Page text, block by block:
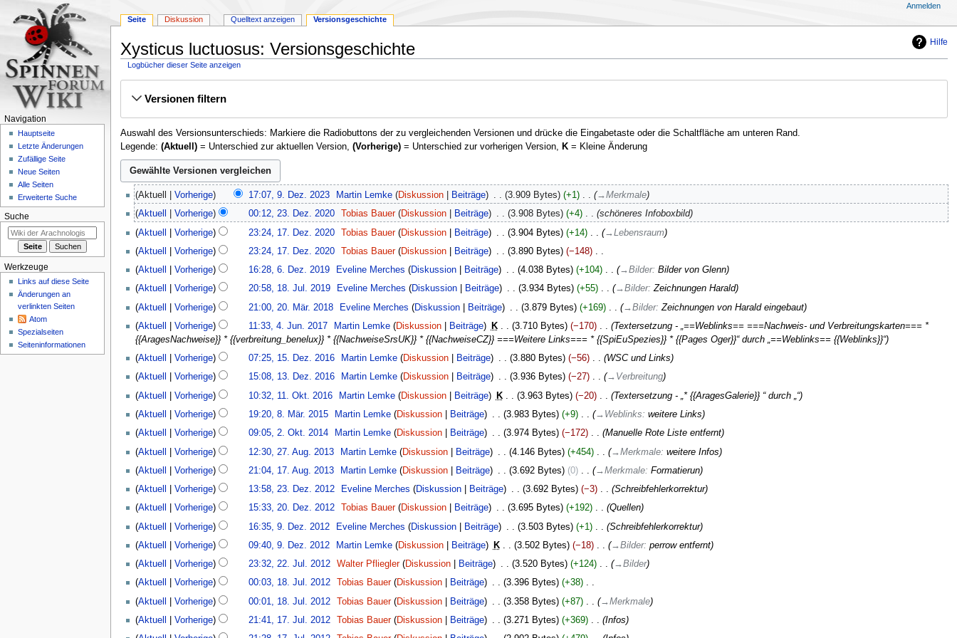
Hilfe
Xysticus luctuosus: Versionsgeschichte
Logbücher dieser Seite anzeigen
Navigation
SucheVersionen filtern
Auswahl des Versionsunterschieds: Markiere die Radiobuttons der zu vergleichenden Versionen und drücke die Eingabetaste oder die Schaltfläche am unteren Rand.
Legende: (Aktuell)= Unterschied zur aktuellen Version, (Vorherige)= Unterschied zur vorherigen Version, K= Kleine Änderung
Dezember
2023
Aktuell Vorherige 17:07, 9. Dez. 2023‎ Martin Lemke Diskussion Beiträge 3.909 Bytes +1 ‎ →Merkmale
23.
Dezember
2020
Aktuell Vorherige 00:12, 23. Dez. 2020‎ Tobias Bauer Diskussion Beiträge 3.908 Bytes +4 ‎ schöneres Infoboxbild
Dezember
2020
Aktuell Vorherige 23:24, 17. Dez. 2020‎ Tobias Bauer Diskussion Beiträge 3.904 Bytes +14 ‎ →Lebensraum
Aktuell
Vorherige 23:24, 17. Dez. 2020‎ Tobias Bauer Diskussion Beiträge 3.890 Bytes −148 ‎
K
e
i
n
B
e
a
r
e
i
t
u
n
g
z
u
s
a
m
m
n
f
a
2019
Aktuell Vorherige 16:28, 6. Dez. 2019‎ Eveline Merches Diskussion Beiträge 4.038 Bytes +104 ‎ →Bilder: Bilder von Glenn
18.
2019
Aktuell Vorherige 20:58, 18. Jul. 2019‎ Eveline Merches Diskussion Beiträge 3.934 Bytes +55 ‎ →Bilder:Zeichnungen Harald
2018
Aktuell Vorherige 21:00, 20. Mär. 2018‎ Eveline Merches Diskussion Beiträge 3.879 Bytes +169 ‎ →Bilder: Zeichnungen von Harald eingebaut
Juni
Aktuell Vorherige 11:33, 4. Jun. 2017‎ Martin Lemke Diskussion Beiträge K 3.710 Bytes −170 ‎
Textersetzung - „==Weblinks== ===Nachweis- und Verbreitungskarten=== *
{{AragesNachweise}} * {{verbreitung_benelux}} * {{NachweiseSrsUK}} * {{NachweiseCZ}} ===Weitere Links=== * {{SpiEuSpezies}} * {{Pages Oger}}“ durch „==Weblinks== {{Weblinks}}“
2016
Aktuell Vorherige 07:25, 15. Dez. 2016‎ Martin Lemke Diskussion Beiträge 3.880 Bytes −56 ‎ WSC und Links
13.
2016
Aktuell Vorherige 15:08, 13. Dez. 2016‎ Martin Lemke Diskussion Beiträge 3.936 Bytes −27 ‎ → Verbreitung
2016
Aktuell Vorherige 10:32, 11. Okt. 2016‎ Martin Lemke Diskussion Beiträge K 3.963 Bytes −20 ‎ Textersetzung - „* {{AragesGalerie}} “ durch „“
2015
Aktuell Vorherige 19:20, 8. Mär. 2015‎ Martin Lemke Diskussion Beiträge 3.983 Bytes +9 ‎ → Weblinks: weitere Links
2.
2014
Aktuell Vorherige 09:05, 2. Okt. 2014‎ Martin Lemke Diskussion Beiträge 3.974 Bytes −172 ‎ Manuelle Rote Liste entfernt
August
2013
Aktuell Vorherige 12:30, 27. Aug. 2013‎ Martin Lemke Diskussion Beiträge 4.146 Bytes +454 ‎ →Merkmale: weitere Infos
2013
Aktuell Vorherige 21:04, 17. Aug. 2013‎ Martin Lemke Diskussion Beiträge 3.692 Bytes 0 ‎ →Merkmale: Formatierun
2012
Aktuell Vorherige 13:58, 23. Dez. 2012‎ Eveline Merches Diskussion Beiträge 3.692 Bytes −3 ‎ Schreibfehlerkorrektur
20.
2012
Aktuell Vorherige 15:33, 20. Dez. 2012‎ Tobias Bauer Diskussion Beiträge 3.695 Bytes +192 ‎ Quellen
Dezember
2012
Aktuell Vorherige 16:35, 9. Dez. 2012‎ Eveline Merches Diskussion Beiträge 3.503 Bytes +1 ‎
Schreibfehlerkorrektur
Aktuell
Vorherige 09:40, 9. Dez. 2012‎ Martin Lemke Diskussion Beiträge K 3.502 Bytes −18 ‎ →Bilder: perrow entfernt
2012
Aktuell Vorherige 23:32, 22. Jul. 2012‎ Walter Pfliegler Diskussion Beiträge 3.520 Bytes +124 ‎ →Bilder
18.
2012
Aktuell Vorherige 00:03, 18. Jul. 2012‎ Tobias Bauer Diskussion Beiträge 3.396 Bytes +38 ‎
K
e
i
Aktuell Vorherige 00:01, 18. Jul. 2012‎ Tobias Bauer Diskussion Beiträge 3.358 Bytes +87 ‎ →Merkmale
Aktuell Vorherige 21:41, 17. Jul. 2012‎ Tobias Bauer Diskussion Beiträge 3.271 Bytes +369 ‎
Infos
Seite Diskussion Quelltext anzeigen Versionsgeschichte
Anmelden
Navigation
Hauptseite
Letzte Änderungen
Zufällige Seite
Neue Seiten
Alle Seiten
Erweiterte Suche
Suche
Werkzeuge
Links auf diese Seite
Änderungen an
verlinkten Seiten
Atom
Spezialseiten
Seiten­­informationen